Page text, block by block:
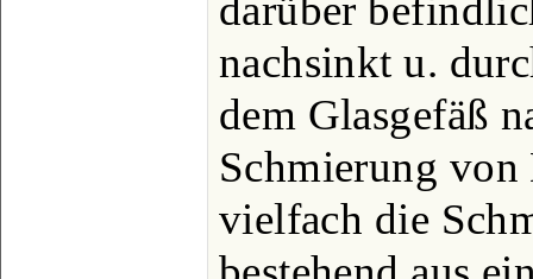
darüber
nachsinkt u.
dem Glasgefäß
Schmierung
vielfach die